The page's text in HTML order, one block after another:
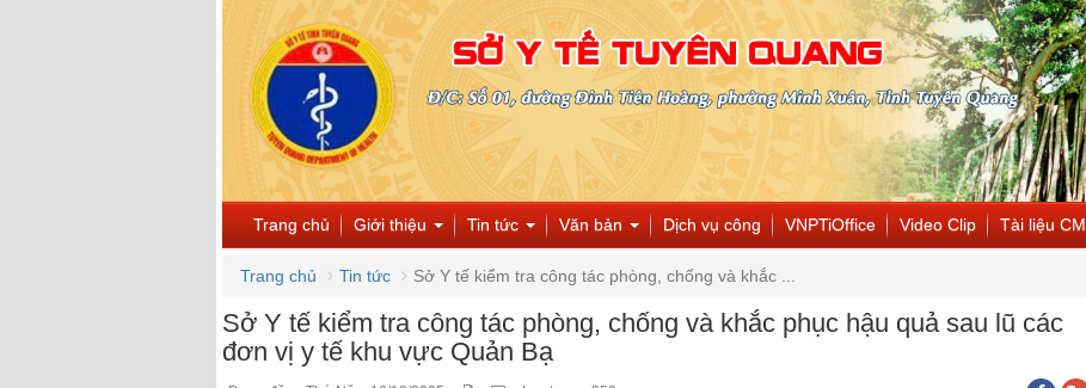
Trang chủ Giới thiệu Tin tức Văn bản Dịch vụ công VNPTiOffice Video Clip Tài liệu CM
Trang chủ Tin tức Sở Y tế kiểm tra công tác phòng, chống và khắc ...
Sở Y tế kiểm tra công tác phòng, chống và khắc phục hậu quả sau lũ các
đơn vị y tế khu vực Quản Bạ